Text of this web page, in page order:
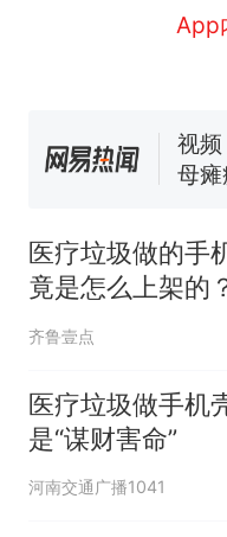
App
浙
纪
大雨
1千
全
医疗垃圾做的手
竟是怎么上架的
齐鲁壹点
医疗垃圾做手机
是“谋财害命”
河南交通广播1041